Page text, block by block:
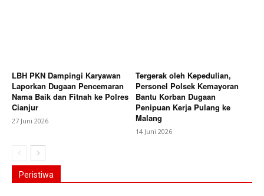
LBH PKN Dampingi Karyawan
Laporkan Dugaan Pencemaran
Nama Baik dan Fitnah ke Polres
Cianjur
27 Juni 2026
Tergerak oleh Kepedulian,
Personel Polsek Kemayoran
Bantu Korban Dugaan
Penipuan Kerja Pulang ke
Malang
14 Juni 2026
Peristiwa